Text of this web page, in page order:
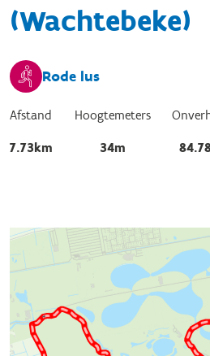
(Wachtebeke)
Rode lus
Afstand
7.73km
Hoogtemeters
34m